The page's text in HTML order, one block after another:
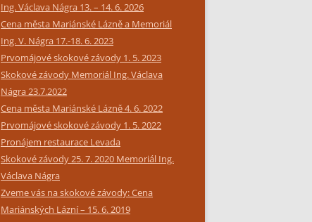
Ing. Václava Nágra 13. – 14. 6. 2026
Cena města Mariánské Lázně a Memoriál
Ing. V. Nágra 17.-18. 6. 2023
Prvomájové skokové závody 1. 5. 2023
Skokové závody Memoriál Ing. Václava
Nágra 23.7.2022
Cena města Mariánské Lázně 4. 6. 2022
Prvomájové skokové závody 1. 5. 2022
Pronájem restaurace Levada
Skokové závody 25. 7. 2020 Memoriál Ing.
Václava Nágra
Zveme vás na skokové závody: Cena
Mariánských Lázní – 15. 6. 2019